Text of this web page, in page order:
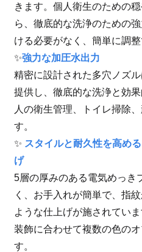
きます。個人衛生のための
ら、徹底的な洗浄のための
ける必要がなく、簡単に調整
✨強力な加圧水出力
精密に設計された多穴ノズ
提供し、徹底的な洗浄と効
人の衛生管理、トイレ掃除
す。
✨ スタイルと耐久性を高め
げ
5層の厚みのある電気めっき
く、お手入れが簡単で、指
ような仕上げが施されてい
装飾に合わせて複数の色の
す。